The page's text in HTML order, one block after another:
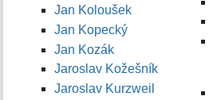
Jan Koloušek
Jan Kopecký
Jan Kozák
Jaroslav Kožešník
Jaroslav Kurzweil